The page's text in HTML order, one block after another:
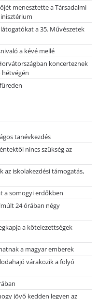
menesztette a Társadalmi
a 35. Művészetek
a kévé mellé
koncerteznek
hétvégén
tanévkezdés
nincs szükség az
az iskolakezdési támogatás,
a somogyi erdőkben
24 órában négy
a kötelezettségek
a magyar emberek
várakozik a folyó
jövő kedden legyen az